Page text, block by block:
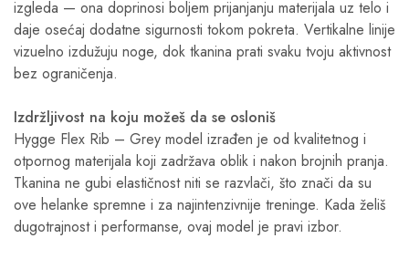
izgleda — ona doprinosi boljem prijanjanju materijala uz telo i
daje osećaj dodatne sigurnosti tokom pokreta. Vertikalne linije
vizuelno izdužuju noge, dok tkanina prati svaku tvoju aktivnost
bez ograničenja.
Izdržljivost na koju možeš da se osloniš
Hygge Flex Rib – Grey model izrađen je od kvalitetnog i
otpornog materijala koji zadržava oblik i nakon brojnih pranja.
Tkanina ne gubi elastičnost niti se razvlači, što znači da su
ove helanke spremne i za najintenzivnije treninge. Kada želiš
dugotrajnost i performanse, ovaj model je pravi izbor.